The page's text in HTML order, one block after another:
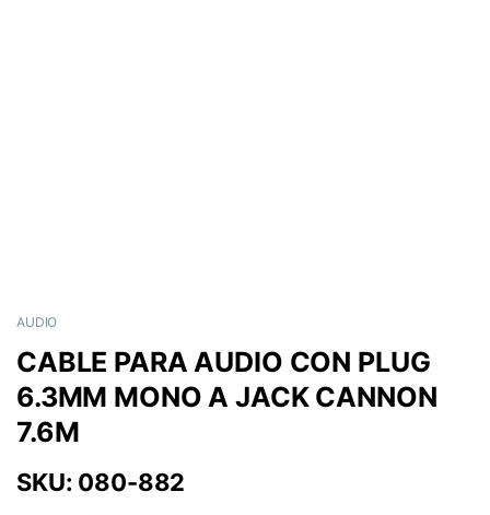
AUDIO
CABLE PARA AUDIO CON PLUG
6.3MM MONO A JACK CANNON
7.6M
SKU: 080-882